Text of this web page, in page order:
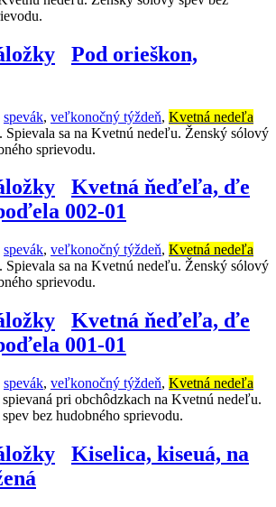
Pod orieškon,
spevák, veľkonočný týždeň, Kvetná nedeľa
Spievala sa na Kvetnú nedeľu. Ženský sólový
sprievodu.
Kvetná ňeďeľa, ďe
002-01
spevák, veľkonočný týždeň, Kvetná nedeľa
Spievala sa na Kvetnú nedeľu. Ženský sólový
sprievodu.
Kvetná ňeďeľa, ďe
001-01
spevák, veľkonočný týždeň, Kvetná nedeľa
pri obchôdzkach na Kvetnú nedeľu.
bez hudobného sprievodu.
Kiselica, kiseuá, na